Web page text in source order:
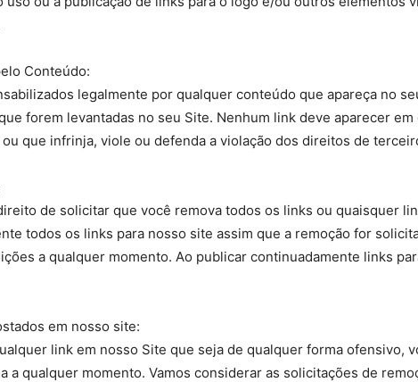
Conteúdo:
legalmente por qualquer conteúdo que apareça no
forem levantadas no seu Site. Nenhum link deve aparecer
que infrinja, viole ou defenda a violação dos direitos de
de solicitar que você remova todos os links ou quaisquer
todos os links para nosso site assim que a remoção for
a qualquer momento. Ao publicar continuadamente links
em nosso site:
link em nosso Site que seja de qualquer forma ofensivo,
a qualquer momento. Vamos considerar as solicitações de